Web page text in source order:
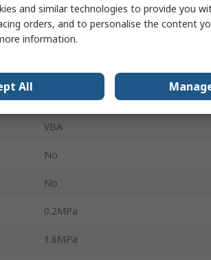
1900L/min
1MPa
G
1/2 in
VBA
No
No
0.2MPa
1.6MPa
and similar technologies to provide you
orders, and to personalise the content
information.
All